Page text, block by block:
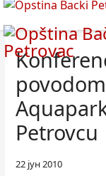
Petrovcu
22 јун 2010